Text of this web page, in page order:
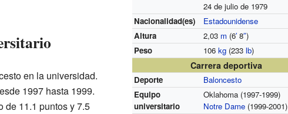
24 de julio de 1979
Nacionalidad(es)
Estadounidense
Altura
2,03 m (6′ 8″)
Peso
106kg (233lb)
Carrera deportiva
Deporte
Baloncesto
Equipo
universitario
Oklahoma (1997-1999)
Notre Dame (1999-2001)
en la universidad.
1997 hasta 1999.
de 11.1 puntos y 7.5